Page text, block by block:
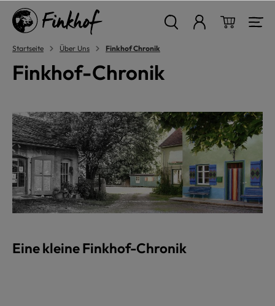
springen
Startseite Über Uns Finkhof Chronik
Finkhof-Chronik
Eine kleine Finkhof-Chronik